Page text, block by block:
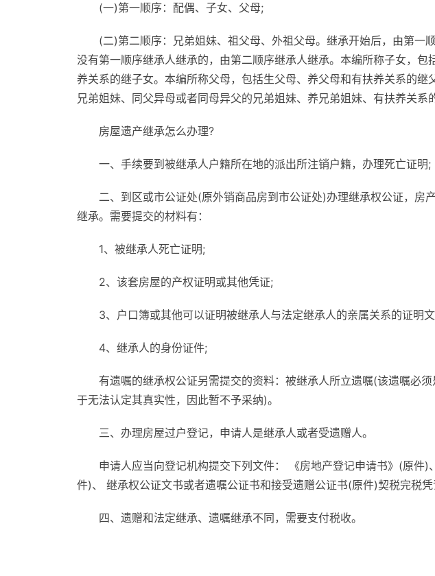
(一)第一顺序：配偶、子女、父母;
(二)第二顺序：兄弟姐妹、祖父母、外祖父母。继承开始后，由第一
没有第一顺序继承人继承的，由第二顺序继承人继承。本编所称子女，包
养关系的继子女。本编所称父母，包括生父母、养父母和有扶养关系的继
兄弟姐妹、同父异母或者同母异父的兄弟姐妹、养兄弟姐妹、有扶养关系
房屋遗产继承怎么办理?
一、手续要到被继承人户籍所在地的派出所注销户籍，办理死亡证明;
二、到区或市公证处(原外销商品房到市公证处)办理继承权公证，房
继承。需要提交的材料有：
1、被继承人死亡证明;
2、该套房屋的产权证明或其他凭证;
3、户口簿或其他可以证明被继承人与法定继承人的亲属关系的证明
4、继承人的身份证件;
有遗嘱的继承权公证另需提交的资料：被继承人所立遗嘱(该遗嘱必
于无法认定其真实性，因此暂不予采纳)。
三、办理房屋过户登记，申请人是继承人或者受遗赠人。
申请人应当向登记机构提交下列文件： 《房地产登记申请书》(原件
件)、 继承权公证文书或者遗嘱公证书和接受遗赠公证书(原件)契税完税凭
四、遗赠和法定继承、遗嘱继承不同，需要支付税收。